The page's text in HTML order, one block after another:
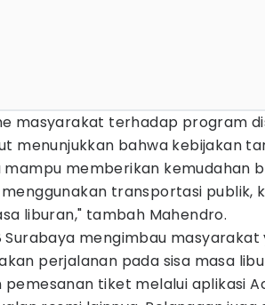
masyarakat terhadap program
menunjukkan bahwa kebijakan
mampu memberikan kemudahan
transportasi publik,
liburan," tambah Mahendro.
Surabaya mengimbau masyarakat
perjalanan pada sisa masa
pemesanan tiket melalui aplikasi